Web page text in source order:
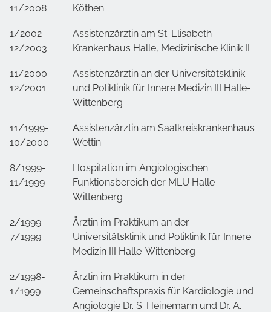
11/2008
Köthen
1/2002-
12/2003
Assistenzärztin am St. Elisabeth
Krankenhaus Halle, Medizinische Klinik II
11/2000-
12/2001
Assistenzärztin an der Universitätsklinik
und Poliklinik für Innere Medizin III Halle-
Wittenberg
11/1999-
10/2000
Assistenzärztin am Saalkreiskrankenhaus
Wettin
8/1999-
11/1999
Hospitation im Angiologischen
Funktionsbereich der MLU Halle-
Wittenberg
2/1999-
7/1999
Ärztin im Praktikum an der
Universitätsklinik und Poliklinik für Innere
Medizin III Halle-Wittenberg
2/1998-
1/1999
Ärztin im Praktikum in der
Gemeinschaftspraxis für Kardiologie und
Angiologie Dr. S. Heinemann und Dr. A.